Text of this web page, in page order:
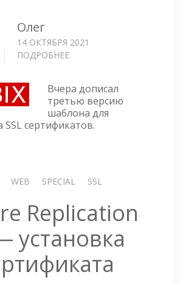
Олег
14 ОКТЯБРЯ 2021
ПОДРОБНЕЕ
МОНИТОРИНГ
SSL
СЕРТИФИКАТОВ
(3)
Вчера дописал
третью версию
шаблона для
сертификатов.
WEB SPECIAL SSL
Replication
установка